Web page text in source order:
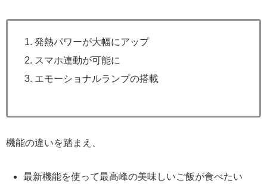
発熱パワーが大幅にアップ
スマホ連動が可能に
エモーショナルランプの搭載
機能の違いを踏まえ、
最新機能を使って最高峰の美味しいご飯が食べたい